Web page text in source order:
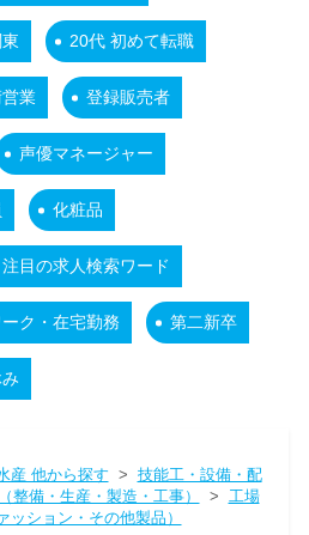
20代 初めて転職
業 登録販売者
声優マネージャー
化粧品
注目の求人検索ワード
ク・在宅勤務 第二新卒
産 他から探す > 技能工・設備・配
整備・生産・製造・工事） > 工場
ション・その他製品）